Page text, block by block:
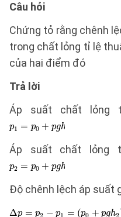
Câu hỏi
Chứng tỏ rằng chênh
trong chất lỏng tỉ lệ
của hai điểm đó
Trả lời
Áp suất chất lỏng
Áp suất chất lỏng
Độ chênh lệch áp suất